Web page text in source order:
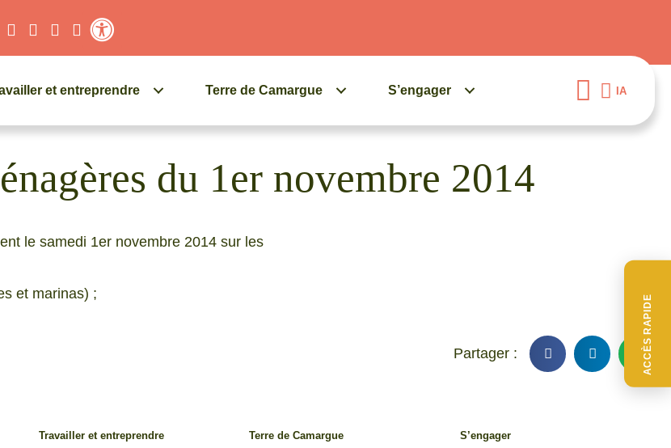
ACCÈS RAPIDE
et entreprendre Terre de Camargue S’engager IA
du 1er novembre 2014
le samedi 1er novembre 2014 sur les
et marinas) ;
Travailler et entreprendre
Terre de Camargue
S’engager